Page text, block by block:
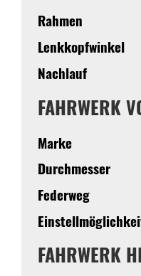
Rahmen
Lenkkopfwinkel
Nachlauf
FAHRWERK
Marke
Durchmesser
Federweg
FAHRWERK